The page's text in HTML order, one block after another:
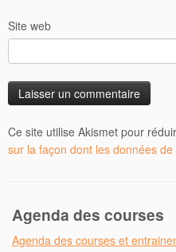
Site web
Ce site utilise Akismet pour
sur la façon dont les données
Agenda des courses
Agenda des courses et